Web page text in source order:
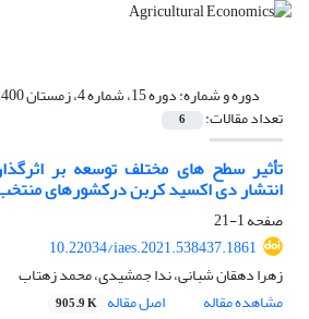
دوره و شماره:دوره 15، شماره 4، زمستان 1400
تعداد مقالات: 6
تأثیر سطح های مختلف توسعه بر
انتشار دی اکسید کربن درکشورهای
صفحه1-21
10.22034/iaes.2021.538437.1861
زهرا دهقان شبانی، ندا جمشیدی، محمد زهتاب
مشاهده مقاله
اصل مقاله 905.9 K